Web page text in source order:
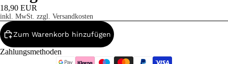
18,90 EUR
inkl. MwSt. zzgl. Versandkosten
Zum Warenkorb hinzufügen
Zahlungsmethoden